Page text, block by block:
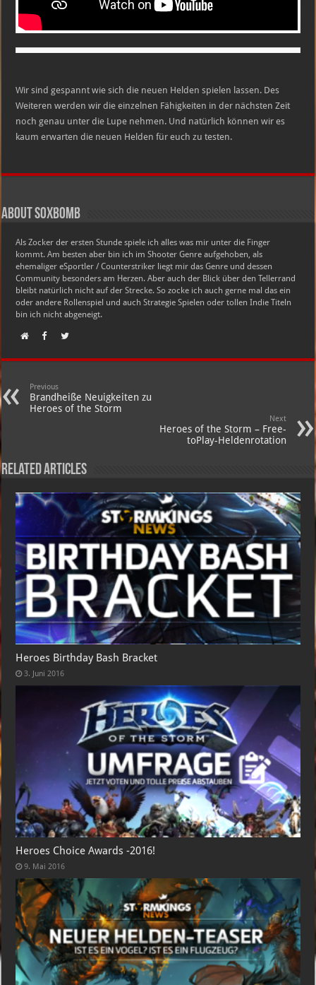
Wir sind gespannt wie sich die neuen Helden spielen lassen. Des
Weiteren werden wir die einzelnen Fähigkeiten in der nächsten Zeit
noch genau unter die Lupe nehmen. Und natürlich können wir es
kaum erwarten die neuen Helden für euch zu testen.
About soxbomb
Als Zocker der ersten Stunde spiele ich alles was mir unter die Finger
kommt. Am besten aber bin ich im Shooter Genre aufgehoben, als
ehemaliger eSportler / Counterstriker liegt mir das Genre und dessen
Community besonders am Herzen. Aber auch der Blick über den Tellerrand
bleibt natürlich nicht auf der Strecke. So zocke ich auch gerne mal das ein
oder andere Rollenspiel und auch Strategie Spielen oder tollen Indie Titeln
bin ich nicht abgeneigt.
Previous
Brandheiße Neuigkeiten zu
Heroes of the Storm
Next
Heroes of the Storm – Free-
toPlay-Heldenrotation
Related Articles
Heroes Birthday Bash Bracket
3. Juni 2016
Heroes Choice Awards -2016!
9. Mai 2016